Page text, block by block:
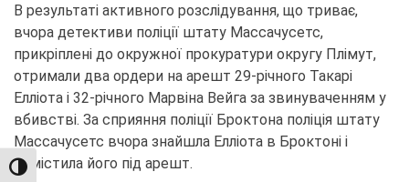
TOGGLE HIGH CONTRAST
В результаті активного розслідування, що триває,
вчора детективи поліції штату Массачусетс,
прикріплені до окружної прокуратури округу Плімут,
отримали два ордери на арешт 29-річного Такарі
Елліота і 32-річного Марвіна Вейга за звинуваченням у
вбивстві. За сприяння поліції Броктона поліція штату
Массачусетс вчора знайшла Елліота в Броктоні і
помістила його під арешт.